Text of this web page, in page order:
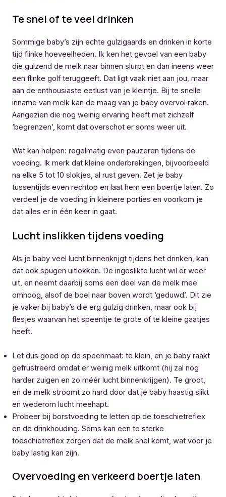
Te snel of te veel drinken
Sommige baby’s zijn echte gulzigaards en drinken in korte
tijd flinke hoeveelheden. Ik ken het gevoel van een baby
die gulzend de melk naar binnen slurpt en dan ineens weer
een flinke golf teruggeeft. Dat ligt vaak niet aan jou, maar
aan de enthousiaste eetlust van je kleintje. Bij te snelle
inname van melk kan de maag van je baby overvol raken.
Aangezien die nog weinig ervaring heeft met zichzelf
‘begrenzen’, komt dat overschot er soms weer uit.
Wat kan helpen: regelmatig even pauzeren tijdens de
voeding. Ik merk dat kleine onderbrekingen, bijvoorbeeld
na elke 5 tot 10 slokjes, al rust geven. Zet je baby
tussentijds even rechtop en laat hem een boertje laten. Zo
verdeel je de voeding in kleinere porties en voorkom je
dat alles er in één keer in gaat.
Lucht inslikken tijdens voeding
Als je baby veel lucht binnenkrijgt tijdens het drinken, kan
dat ook spugen uitlokken. De ingeslikte lucht wil er weer
uit, en neemt daarbij soms een deel van de melk mee
omhoog, alsof de boel naar boven wordt ‘geduwd’. Dit zie
je vaker bij baby’s die erg gulzig drinken, maar ook bij
flesjes waarvan het speentje te grote of te kleine gaatjes
heeft.
Let dus goed op de speenmaat: te klein, en je baby raakt
gefrustreerd omdat er weinig melk uitkomt (hij zal nog
harder zuigen en zo méér lucht binnenkrijgen). Te groot,
en de melk stroomt zo hard door dat je baby haastig slikt
en wederom lucht meehapt.
Probeer bij borstvoeding te letten op de toeschietreflex
en de drinkhouding. Soms kan een te sterke
toeschietreflex zorgen dat de melk snel komt, wat voor je
baby lastig kan zijn.
Overvoeding en verkeerd boertje laten